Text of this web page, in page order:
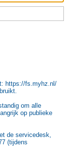
https://fs.myhz.nl/
om alle
op publieke
de servicedesk,
(tijdens